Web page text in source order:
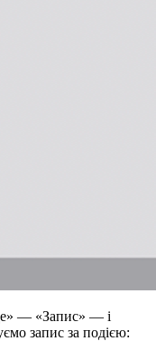
— «Запис» — і
запис за подією: